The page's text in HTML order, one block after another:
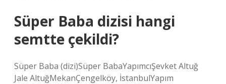
Süper Baba dizisi hangi
semtte çekildi?
Süper Baba (dizi)Süper BabaYapımcıŞevket Altuğ
Jale AltuğMekanÇengelköy, İstanbulYapım